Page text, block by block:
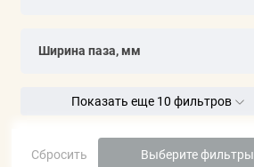
Ширина паза, мм
Показать еще 10 фильтров
Сбросить Выберите фильтры